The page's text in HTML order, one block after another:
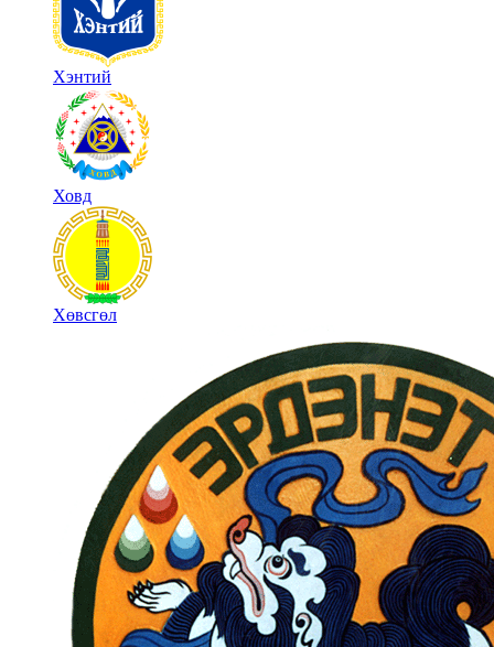
Хэнтий
Ховд
Хөвсгөл